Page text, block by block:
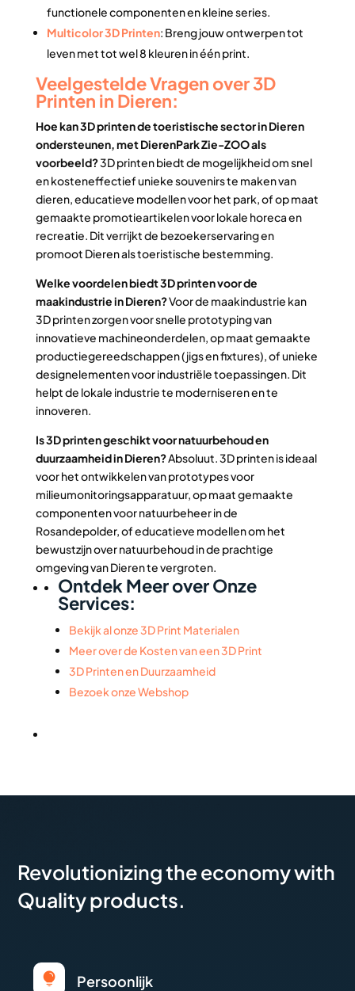
functionele componenten en kleine series.
Multicolor 3D Printen: Breng jouw ontwerpen tot
leven met tot wel 8 kleuren in één print.
Veelgestelde Vragen over 3D
Printen in Dieren:
Hoe kan 3D printen de toeristische sector in Dieren
ondersteunen, met DierenPark Zie-ZOO als
voorbeeld?3D printen biedt de mogelijkheid om snel
en kosteneffectief unieke souvenirs te maken van
dieren, educatieve modellen voor het park, of op maat
gemaakte promotieartikelen voor lokale horeca en
recreatie. Dit verrijkt de bezoekerservaring en
promoot Dieren als toeristische bestemming.
Welke voordelen biedt 3D printen voor de
maakindustrie in Dieren?Voor de maakindustrie kan
3D printen zorgen voor snelle prototyping van
innovatieve machineonderdelen, op maat gemaakte
productiegereedschappen (jigs en fixtures), of unieke
designelementen voor industriële toepassingen. Dit
helpt de lokale industrie te moderniseren en te
innoveren.
Is 3D printen geschikt voor natuurbehoud en
duurzaamheid in Dieren?Absoluut. 3D printen is ideaal
voor het ontwikkelen van prototypes voor
milieumonitoringsapparatuur, op maat gemaakte
componenten voor natuurbeheer in de
Rosandepolder, of educatieve modellen om het
bewustzijn over natuurbehoud in de prachtige
omgeving van Dieren te vergroten.
Ontdek Meer over Onze
Services:
Bekijk al onze 3D Print Materialen
Meer over de Kosten van een 3D Print
3D Printen en Duurzaamheid
Bezoek onze Webshop
Revolutionizing the economy with
Quality products.
 Persoonlijk